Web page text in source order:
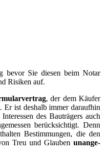
bevor Sie die­sen beim Notar
Risi­ken auf.
, der dem Käu­fer
Er ist des­halb immer dar­auf­hin
des Bau­trä­gers auch
berück­sich­tigt. Denn
Bestim­mun­gen, die den
Treu und Glau­ben unan­ge­